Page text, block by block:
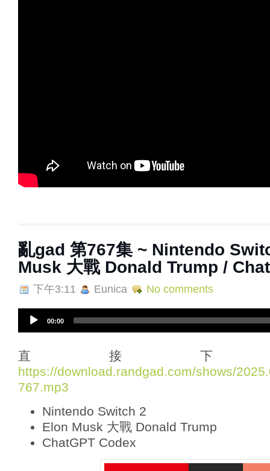
亂‌‌‌gad‌‌‌ ‌‌‌‌‌第‌‌‌767集 ~ Nintendo
Musk 大戰 Donald Trump /
下午3:11 Eunica No comments
i
o
P
l
00:00
直接
https://download.randgad.com/shows/
767.mp3
Nintendo Switch 2
Elon Musk 大戰 Donald Trump
ChatGPT Codex